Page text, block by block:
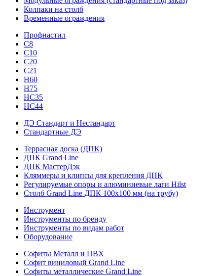
Колпаки на столб
Временные ограждения
Профнастил
С8
С10
С20
С21
H60
H75
HС35
НС44
ДЭ Стандарт и Нестандарт
Стандартные ДЭ
Террасная доска (ДПК)
ДПК Grand Line
ДПК МастерДэк
Кляммеры и клипсы для крепления ДПК
Регулируемые опоры и алюминиевые лаги Hilst
Столб Grand Line ДПК 100х100 мм (на трубу)
Инструмент
Инструменты по бренду
Инструменты по видам работ
Оборудование
Софиты Металл и ПВХ
Софит виниловый Grand Line
Софиты металлические Grand Line